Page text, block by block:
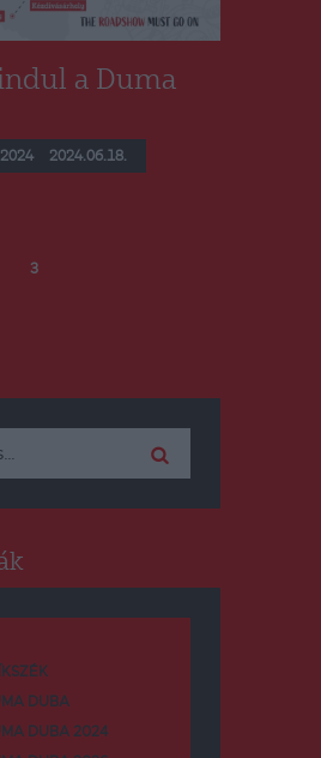
a Duma
2024.06.18.
PAGE
3
DUBA
DUBA 2024